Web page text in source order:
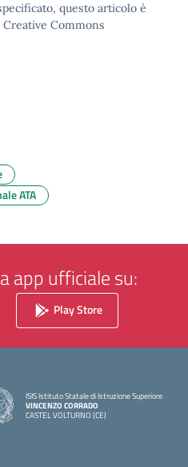
questo articolo è
Commons
ATA
app ufficiale su:
Play Store
ISIS Istituto Statale di Istruzione Superiore
VINCENZO CORRADO
CASTEL VOLTURNO (CE)